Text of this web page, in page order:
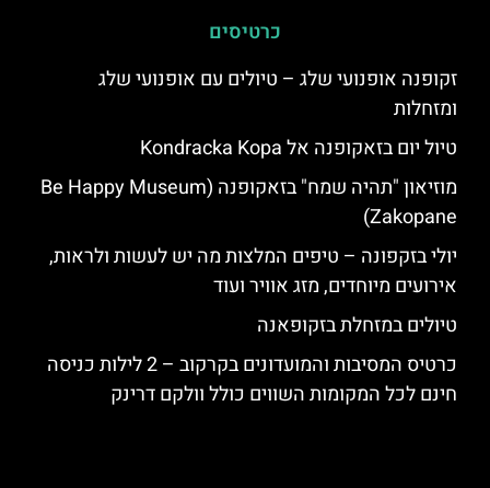
כרטיסים
זקופנה אופנועי שלג – טיולים עם אופנועי שלג
ומזחלות
טיול יום בזאקופנה אל Kondracka Kopa
מוזיאון "תהיה שמח" בזאקופנה (Be Happy Museum
Zakopane)
יולי בזקפונה – טיפים המלצות מה יש לעשות ולראות,
אירועים מיוחדים, מזג אוויר ועוד
טיולים במזחלת בזקופאנה
כרטיס המסיבות והמועדונים בקרקוב – 2 לילות כניסה
חינם לכל המקומות השווים כולל וולקם דרינק